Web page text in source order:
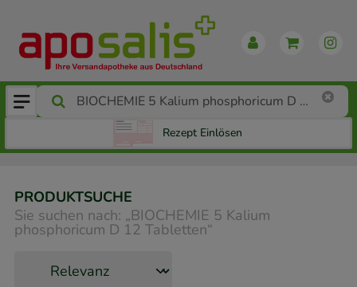
Rezept Einlösen
PRODUKTSUCHE
Sie suchen nach: „BIOCHEMIE 5 Kalium
phosphoricum D 12 Tabletten“